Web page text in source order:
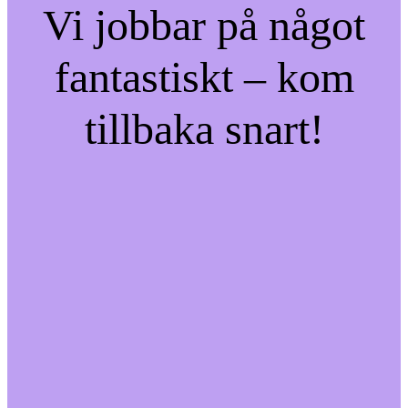
Vi jobbar på något
fantastiskt – kom
tillbaka snart!